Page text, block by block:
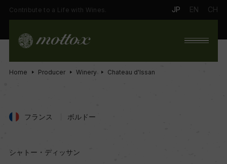
Contribute to a Life with Wines. JP EN CH
Home Producer Winery Chateau d'Issan
フランス ボルドー
シャトー・ディッサン